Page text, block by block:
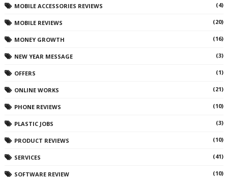
MOBILE ACCESSORIES REVIEWS (4)
MOBILE REVIEWS (20)
MONEY GROWTH (16)
NEW YEAR MESSAGE (3)
OFFERS (1)
ONLINE WORKS (21)
PHONE REVIEWS (10)
PLASTIC JOBS (3)
PRODUCT REVIEWS (10)
SERVICES (41)
SOFTWARE REVIEW (10)